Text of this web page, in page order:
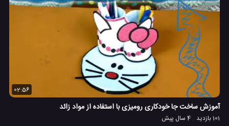
02:56
آموزش ساخت جا خودکاری رومیزی با استفاده از مواد زائد
101 بازدید 4 سال پیش